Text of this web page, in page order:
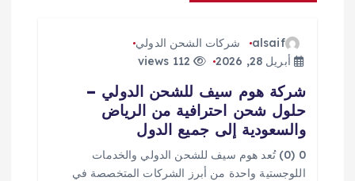
alsaif
شركات الشحن الدولي
أبريل 28, 2026
112 views
شركة هوم سيف للشحن الدولي –
حلول شحن احترافية من الرياض
والسعودية إلى جميع الدول
0 (0) تُعد هوم سيف للشحن الدولي والخدمات
اللوجستية واحدة من أبرز الشركات المتخصصة في